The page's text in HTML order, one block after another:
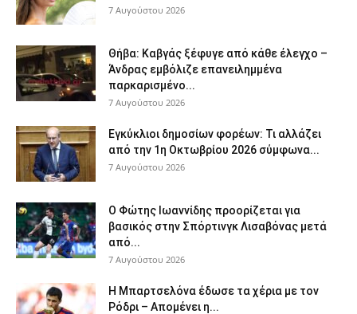
7 Αυγούστου 2026
Θήβα: Καβγάς ξέφυγε από κάθε έλεγχο –
Άνδρας εμβόλιζε επανειλημμένα
παρκαρισμένο...
7 Αυγούστου 2026
Εγκύκλιοι δημοσίων φορέων: Τι αλλάζει
από την 1η Οκτωβρίου 2026 σύμφωνα...
7 Αυγούστου 2026
Ο Φώτης Ιωαννίδης προορίζεται για
βασικός στην Σπόρτινγκ Λισαβόνας μετά
από...
7 Αυγούστου 2026
Η Μπαρτσελόνα έδωσε τα χέρια με τον
Ρόδρι – Απομένει η...